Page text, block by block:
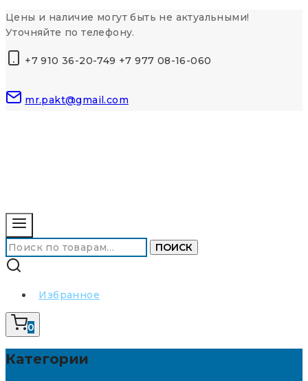
Перейти
к
Цены и наличие могут быть не актуальными!
Уточняйте по телефону.
+7 910 36-20-749 +7 977 08-16-060
mr.pakt@gmail.com
Искать: ПОИСК
Избранное
0
Категории